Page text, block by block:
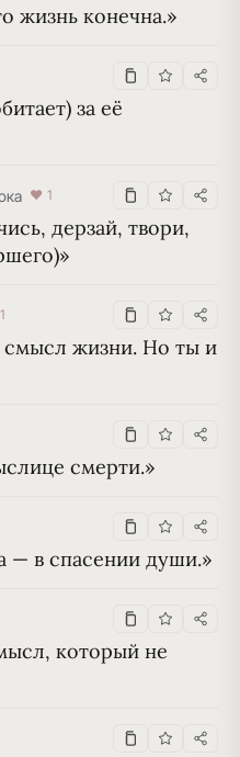
жизнь конечна.»
за её
♥ 1
дерзай, твори,
жизни. Но ты и
смерти.»
— в спасении души.»
который не